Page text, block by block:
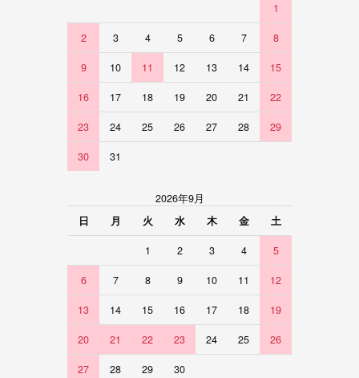
1
2 3 4 5 6 7 8
9 10 11 12 13 14 15
16 17 18 19 20 21 22
23 24 25 26 27 28 29
30 31
2026年9月
日
月 火 水 木 金 土
1 2 3 4 5
6 7 8 9 10 11 12
13 14 15 16 17 18 19
20 21 22 23 24 25 26
27 28 29 30